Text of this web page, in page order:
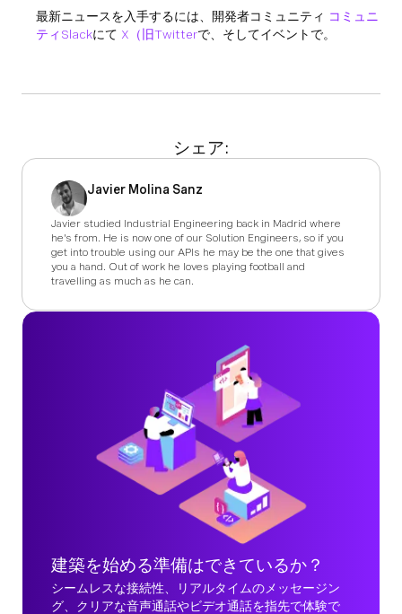
最新ニュースを入手するには、開発者コミュニティ コミュニ
ティSlackにて X（旧Twitterで、そしてイベントで。
シェア:
Javier Molina Sanz
Javier studied Industrial Engineering back in Madrid where
he's from. He is now one of our Solution Engineers, so if you
get into trouble using our APIs he may be the one that gives
you a hand. Out of work he loves playing football and
travelling as much as he can.
建築を始める準備はできているか？
シームレスな接続性、リアルタイムのメッセージン
グ、クリアな音声通話やビデオ通話を指先で体験で